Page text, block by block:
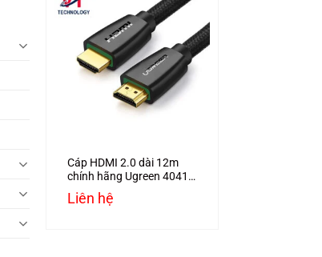
Cáp HDMI 2.0 dài 12m
chính hãng Ugreen 40415
hỗ trợ 4K2K
Liên hệ